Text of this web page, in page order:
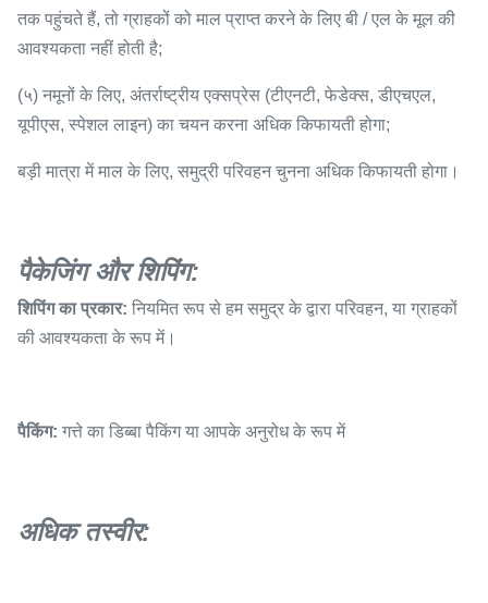
तक पहुंचते हैं, तो ग्राहकों को माल प्राप्त करने के लिए बी / एल के मूल की
आवश्यकता नहीं होती है;
(५) नमूनों के लिए, अंतर्राष्ट्रीय एक्सप्रेस (टीएनटी, फेडेक्स, डीएचएल,
यूपीएस, स्पेशल लाइन) का चयन करना अधिक किफायती होगा;
बड़ी मात्रा में माल के लिए, समुद्री परिवहन चुनना अधिक किफायती होगा।
पैकेजिंग और शिपिंग:
शिपिंग का प्रकार: नियमित रूप से हम समुद्र के द्वारा परिवहन, या ग्राहकों
की आवश्यकता के रूप में।
पैकिंग: गत्ते का डिब्बा पैकिंग या आपके अनुरोध के रूप में
अधिक तस्वीर: